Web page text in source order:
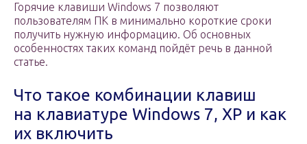
Горячие клавиши Windows 7 позволяют
пользователям ПК в минимально короткие сроки
получить нужную информацию. Об основных
особенностях таких команд пойдёт речь в данной
статье.
Что такое комбинации клавиш
на клавиатуре Windows 7, XP и как
их включить